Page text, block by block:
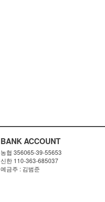
BANK ACCOUNT
농협 356065-39-55653
신한 110-363-685037
예금주 : 김범준